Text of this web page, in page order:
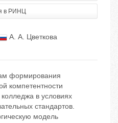
в РИНЦ
А. А. Цветкова
формирования
компетентности
колледжа в условиях
стандартов.
модель